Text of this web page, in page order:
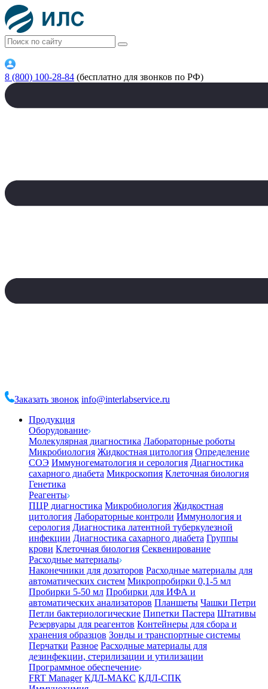
8 (800) 100-28-84 (бесплатно для звонков по РФ)
Заказать звонок info@interlabservice.ru
Продукция
Оборудование
Молекулярная диагностика Лабораторные роботы
Микробиология Жидкостная цитология Определение
СОЭ Иммуногематология и серология Диагностика
сахарного диабета Микроскопия Клеточная биология
Генетика
Реагенты
ПЦР диагностика Микробиология Жидкостная
цитология Лабораторные контроли Иммунология и
серология Диагностика латентной туберкулезной
инфекции Диагностика сахарного диабета Группы
крови Клеточная биология Секвенирование
Расходные материалы
Наконечники для дозаторов Расходные материалы для
автоматических систем Микропробирки 0,1-5 мл
Пробирки 5-50 мл Пробирки для ИФА и
автоматических анализаторов Планшеты Чашки Петри
Петли бактериологические Пипетки Пастера Штативы
Резервуары для реагентов Контейнеры для сбора и
хранения образцов Зонды и транспортные системы
Перчатки Разное Расходные материалы для
дезинфекции, стерилизации и утилизации
Программное обеспечение
FRT Manager КДЛ-МАКС КДЛ-СПК